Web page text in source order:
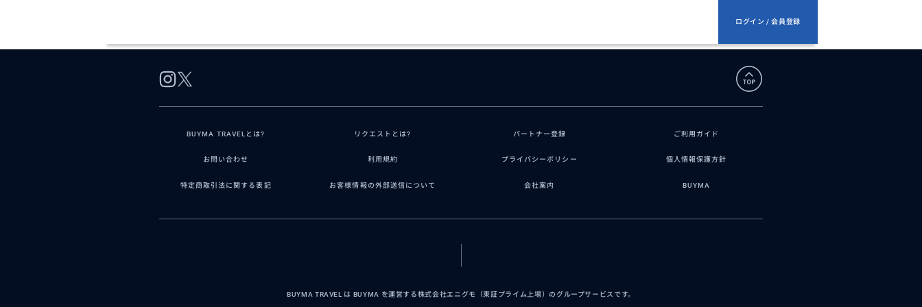
ログイン / 会員登録
BUYMA TRAVELとは? リクエストとは? パートナー登録 ご利用ガイド
お問い合わせ 利用規約 プライバシーポリシー 個人情報保護方針
特定商取引法に関する表記 お客様情報の外部送信について 会社案内 BUYMA
BUYMA TRAVEL は BUYMA を運営する株式会社エニグモ（東証プライム上場）のグループサービスです。